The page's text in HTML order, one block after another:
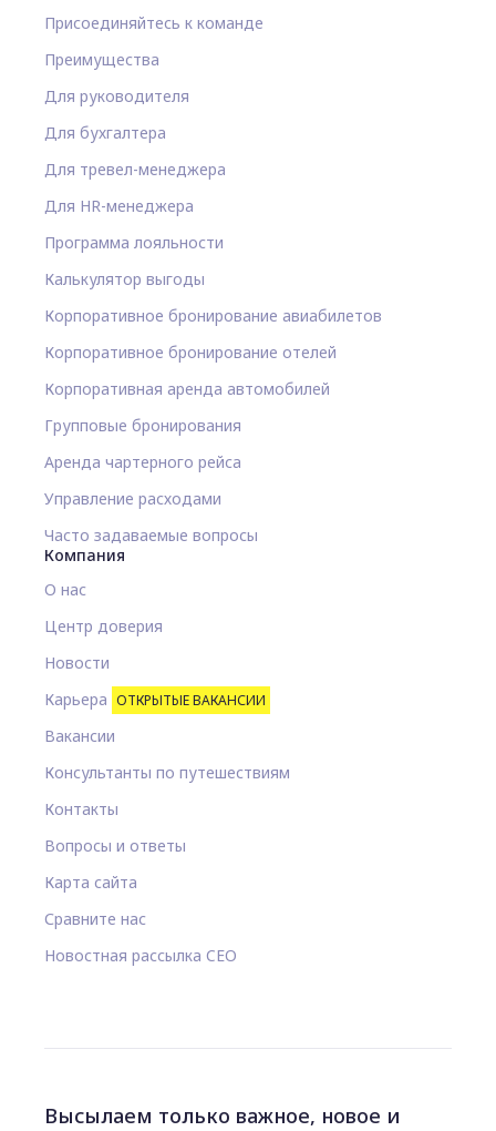
Присоединяйтесь к команде
Преимущества
Для руководителя
Для бухгалтера
Для тревел-менеджера
Для HR-менеджера
Программа лояльности
Калькулятор выгоды
Корпоративное бронирование авиабилетов
Корпоративное бронирование отелей
Корпоративная аренда автомобилей
Групповые бронирования
Аренда чартерного рейса
Управление расходами
Часто задаваемые вопросы
Компания
О нас
Центр доверия
Новости
Карьера ОТКРЫТЫЕ ВАКАНСИИ
Вакансии
Консультанты по путешествиям
Контакты
Вопросы и ответы
Карта сайта
Сравните нас
Новостная рассылка CEO
Высылаем только важное, новое и